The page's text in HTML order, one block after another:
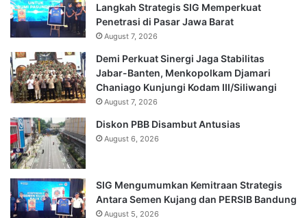
Langkah Strategis SIG Memperkuat
Penetrasi di Pasar Jawa Barat
August 7, 2026
Demi Perkuat Sinergi Jaga Stabilitas
Jabar-Banten, Menkopolkam Djamari
Chaniago Kunjungi Kodam III/Siliwangi
August 7, 2026
Diskon PBB Disambut Antusias
August 6, 2026
SIG Mengumumkan Kemitraan Strategis
Antara Semen Kujang dan PERSIB Bandung
August 5, 2026